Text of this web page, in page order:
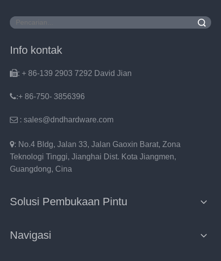
Info kontak
: + 86-139 2903 7292 David Jian
:+ 86-750- 3856396
 : sales@dndhardware.com
: No.4 Bldg, Jalan 33, Jalan Gaoxin Barat, Zona
Teknologi Tinggi, Jianghai Dist. Kota Jiangmen,
Guangdong, Cina
Solusi Pembukaan Pintu
Navigasi